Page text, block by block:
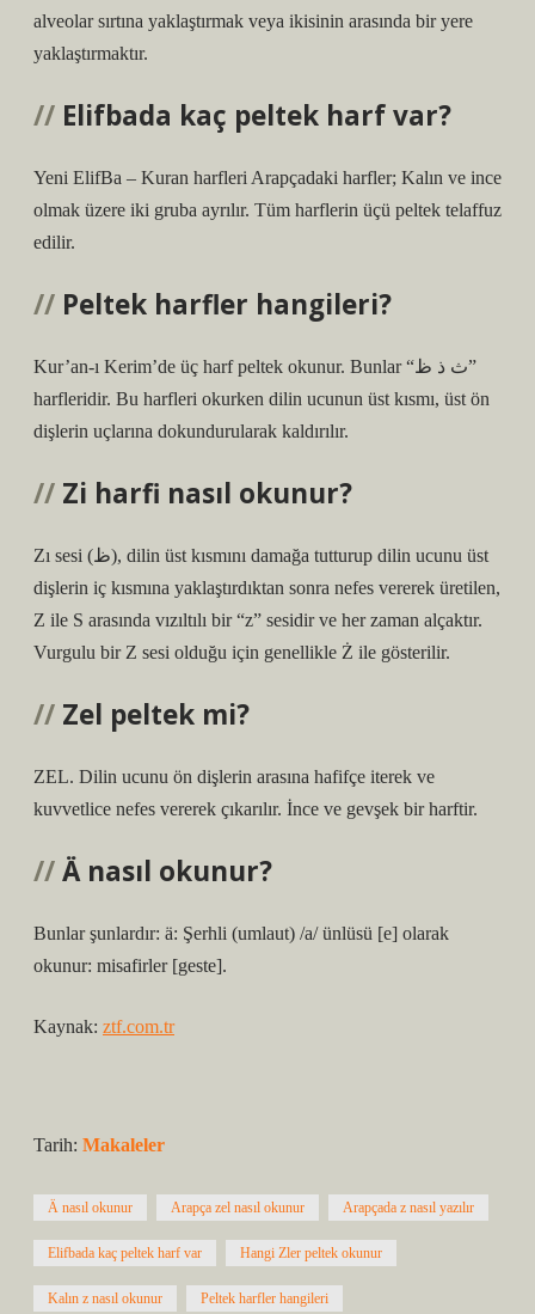
alveolar sırtına yaklaştırmak veya ikisinin arasında bir yere
yaklaştırmaktır.
Elifbada kaç peltek harf var?
Yeni ElifBa – Kuran harfleri Arapçadaki harfler; Kalın ve ince
olmak üzere iki gruba ayrılır. Tüm harflerin üçü peltek telaffuz
edilir.
Peltek harfler hangileri?
Kur’an-ı Kerim’de üç harf peltek okunur. Bunlar “ث ذ ظ”
harfleridir. Bu harfleri okurken dilin ucunun üst kısmı, üst ön
dişlerin uçlarına dokundurularak kaldırılır.
Zi harfi nasıl okunur?
Zı sesi (ظ), dilin üst kısmını damağa tutturup dilin ucunu üst
dişlerin iç kısmına yaklaştırdıktan sonra nefes vererek üretilen,
Z ile S arasında vızıltılı bir “z” sesidir ve her zaman alçaktır.
Vurgulu bir Z sesi olduğu için genellikle Ż ile gösterilir.
Zel peltek mi?
ZEL. Dilin ucunu ön dişlerin arasına hafifçe iterek ve
kuvvetlice nefes vererek çıkarılır. İnce ve gevşek bir harftir.
Ä nasıl okunur?
Bunlar şunlardır: ä: Şerhli (umlaut) /a/ ünlüsü [e] olarak
okunur: misafirler [geste].
Kaynak: ztf.com.tr
Tarih: Makaleler
Ä nasıl okunur Arapça zel nasıl okunur Arapçada z nasıl yazılır
Elifbada kaç peltek harf var Hangi Zler peltek okunur
Kalın z nasıl okunur Peltek harfler hangileri